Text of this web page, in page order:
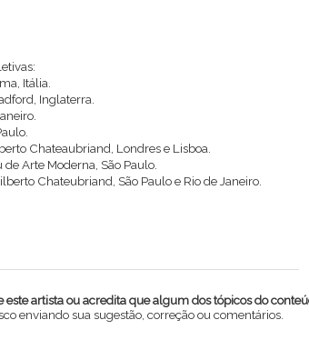
Itália.
Inglaterra.
Chateaubriand, Londres e Lisboa.
Arte Moderna, São Paulo.
Chateubriand, São Paulo e Rio de Janeiro.
este artista ou acredita que algum dos tópicos do
enviando sua sugestão, correção ou comentários.